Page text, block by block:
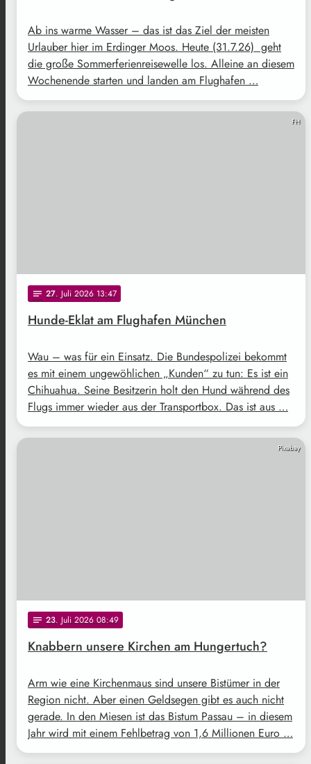
Ab ins warme Wasser – das ist das Ziel der meisten
Urlauber hier im Erdinger Moos. Heute (31.7.26) geht
die große Sommerferienreisewelle los. Alleine an diesem
Wochenende starten und landen am Flughafen …
FH
notes 27. Juli 2026 13:47
Hunde-Eklat am Flughafen München
Wau – was für ein Einsatz. Die Bundespolizei bekommt
es mit einem ungewöhlichen „Kunden“ zu tun: Es ist ein
Chihuahua. Seine Besitzerin holt den Hund während des
Flugs immer wieder aus der Transportbox. Das ist aus …
Pixabay
notes 23. Juli 2026 08:49
Knabbern unsere Kirchen am Hungertuch?
Arm wie eine Kirchenmaus sind unsere Bistümer in der
Region nicht. Aber einen Geldsegen gibt es auch nicht
gerade. In den Miesen ist das Bistum Passau – in diesem
Jahr wird mit einem Fehlbetrag von 1,6 Millionen Euro …